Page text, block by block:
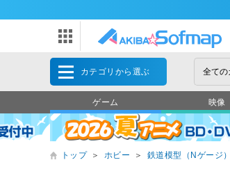
カテゴリから選ぶ
ゲーム 映像
トップ ＞ ホビー ＞ 鉄道模型（Nゲージ